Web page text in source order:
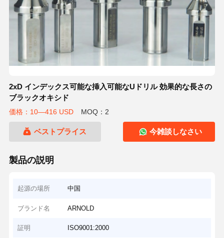
2xD インデックス可能な挿入可能なUドリル 効果的な長さの
ブラックオキシド
価格：10—416 USD MOQ：2
ベストプライス 今雑談しなさい
製品の説明
起源の場所 中国
ブランド名 ARNOLD
証明 ISO9001:2000